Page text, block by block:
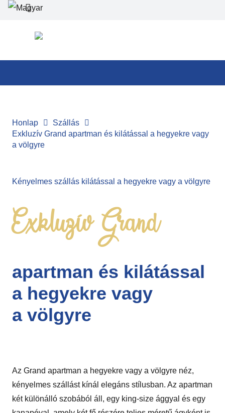
Honlap
Szállás
Exkluzív Grand apartman és kilátással a hegyekre vagy
a völgyre
Kényelmes szállás kilátással a hegyekre vagy a völgyre
Exkluzív Grand
apartman és kilátással
a hegyekre vagy
a völgyre
Az Grand apartman a hegyekre vagy a völgyre néz,
kényelmes szállást kínál elegáns stílusban. Az apartman
két különálló szobából áll, egy king-size ággyal és egy